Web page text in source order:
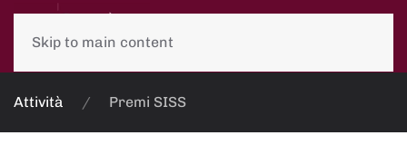
Skip to main content
Attività Premi SISS